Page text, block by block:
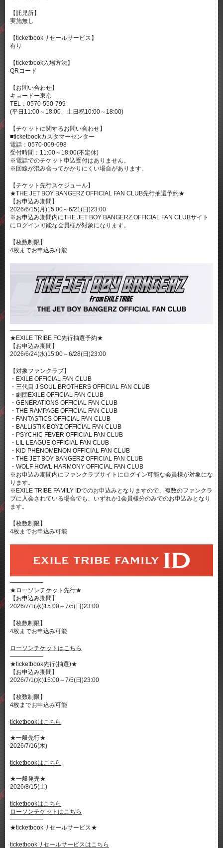
【託児所】
実施無し
【ticketbookリセールサービス】
有り
【ticketbook入場方法】
QRコード
【お問い合わせ】
キョードー東京
TEL：0570-550-799
(平日11:00～18:00、土日祝10:00～18:00)
【チケットに関するお問い合わせ】
■ticketbookカスタマーセンター
電話：0570-009-098
受付時間：11:00～18:00(不定休)
※電話でのチケット申込受付はありません。
※回線が混み合ってかかりにくい場合があります。
【チケット先行スケジュール】
★THE JET BOY BANGERZ OFFICIAL FAN CLUB先行抽選予約★
【お申込み期間】
2026/6/15(月)15:00～6/21(日)23:00
※お申込み期間内にTHE JET BOY BANGERZ OFFICIAL FAN CLUBサイト
にログイン可能な会員様が対象になります。
【枚数制限】
4枚までお申込み可能
—————–
★EXILE TRIBE FC先行抽選予約★
【お申込み期間】
2026/6/24(水)15:00～6/28(日)23:00
【対象ファンクラブ】
・EXILE OFFICIAL FAN CLUB
・三代目 J SOUL BROTHERS OFFICIAL FAN CLUB
・劇団EXILE OFFICIAL FAN CLUB
・GENERATIONS OFFICIAL FAN CLUB
・THE RAMPAGE OFFICIAL FAN CLUB
・FANTASTICS OFFICIAL FAN CLUB
・BALLISTIK BOYZ OFFICIAL FAN CLUB
・PSYCHIC FEVER OFFICIAL FAN CLUB
・LIL LEAGUE OFFICIAL FAN CLUB
・KID PHENOMENON OFFICIAL FAN CLUB
・THE JET BOY BANGERZ OFFICIAL FAN CLUB
・WOLF HOWL HARMONY OFFICIAL FAN CLUB
※お申込み期間内にファンクラブサイトにログイン可能な会員様が対象にな
ります。
※EXILE TRIBE FAMILY IDでのお申込みとなりますので、複数のファンクラ
ブに入会されている場合でも、いずれか1会員様分のみでのお申込みとなり
ます。
【枚数制限】
4枚までお申込み可能
—————–
★ローソンチケット先行★
【お申込み期間】
2026/7/1(水)15:00～7/5(日)23:00
【枚数制限】
4枚までお申込み可能
ローソンチケットはこちら
—————–
★ticketbook先行(抽選)★
【お申込み期間】
2026/7/1(水)15:00～7/5(日)23:00
【枚数制限】
4枚までお申込み可能
ticketbookはこちら
—————–
★一般先行★
2026/7/16(木)
ticketbookはこちら
—————–
★一般発売★
2026/8/15(土)
ticketbookはこちら
ローソンチケットはこちら
—————–
★ticketbookリセールサービス★
ticketbookリセールサービスはこちら